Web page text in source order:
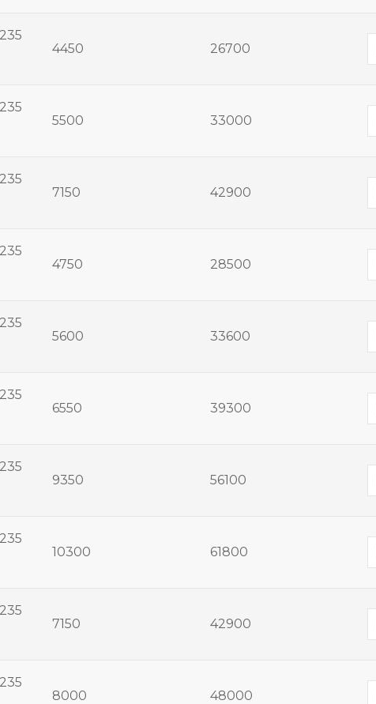
4450 26700
5500 33000
7150 42900
4750 28500
5600 33600
6550 39300
9350 56100
10300 61800
7150 42900
8000 48000